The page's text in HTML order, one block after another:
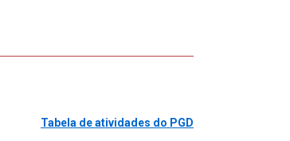
Tabela de atividades do PGD